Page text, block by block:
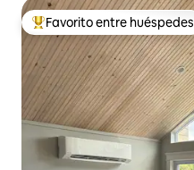
De los mejores en Favorito
Favorito entre huéspedes